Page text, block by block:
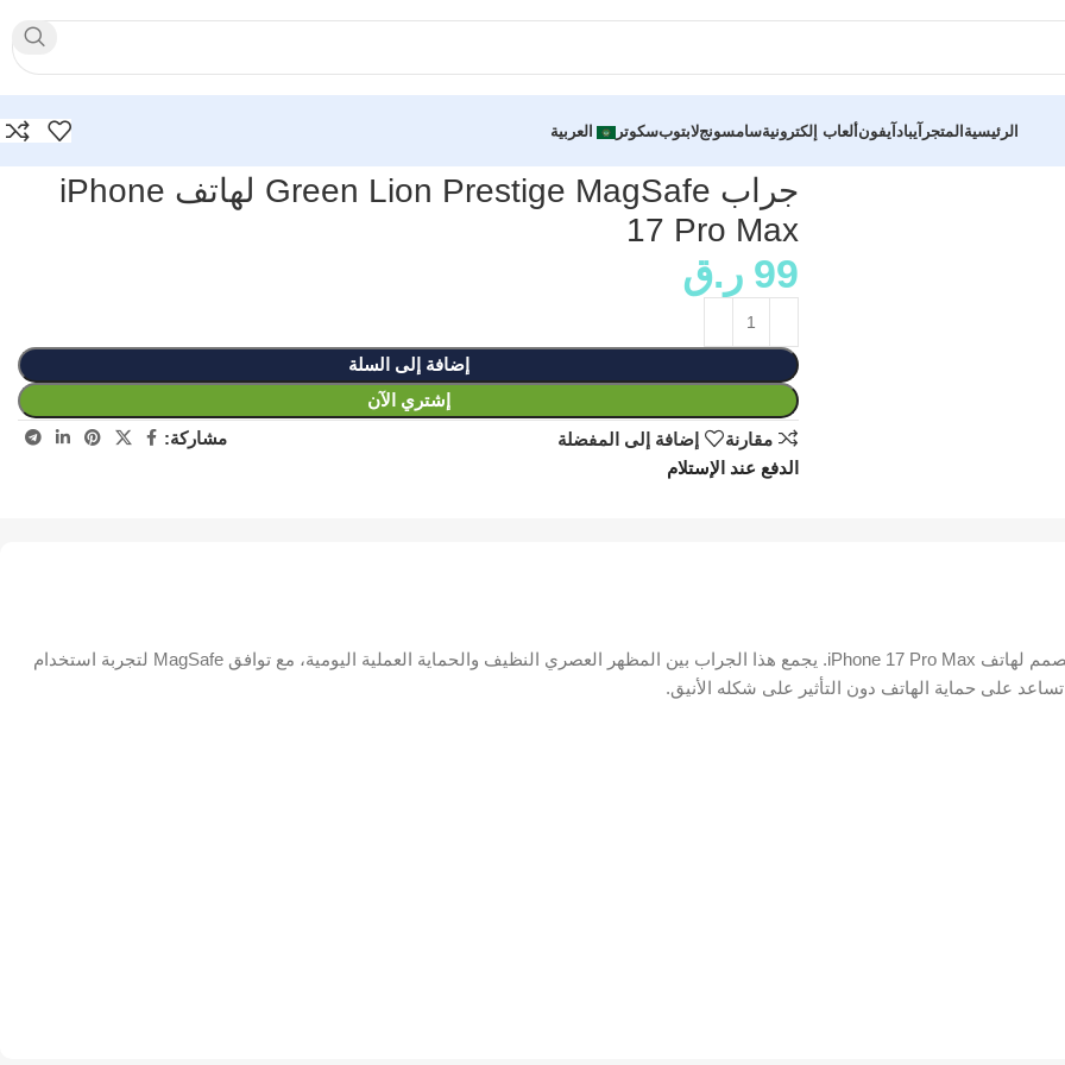
الرئيسيةالمتجر آيبادآيفونألعاب إلكترونيةسامسونجلابتوبسكوتر العربية
جراب Green Lion Prestige MagSafe لهاتف iPhone
17 Pro Max
99 ر.ق
إضافة إلى السلة
إشتري الآن
مقارنة
إضافة إلى المفضلة
مشاركة:
الدفع عند الإستلام
احمِ هاتفك بأسلوب أنيق مع جراب Green Lion Prestige MagSafe المصمم لهاتف iPhone 17 Pro Max. يجمع هذا الجراب بين المظهر العصري النظيف والحماية العملية اليومية، مع توافق MagSafe لتجربة استخدام
على حماية الهاتف دون التأثير على شكله الأنيق.